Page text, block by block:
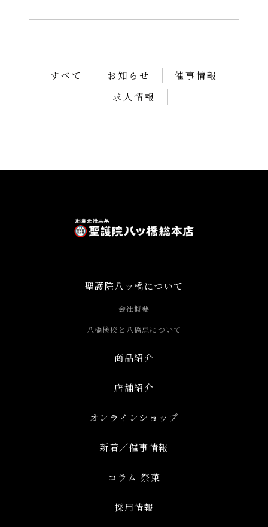
すべて お知らせ
催事情報
求人情報
聖護院八ッ橋について
会社概要
八橋検校と八橋忌について
商品紹介
店舗紹介
オンラインショップ
新着／催事情報
コラム 祭菓
採用情報